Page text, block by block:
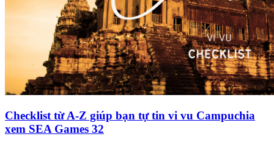
Checklist từ A-Z giúp bạn tự tin vi vu Campuchia
xem SEA Games 32